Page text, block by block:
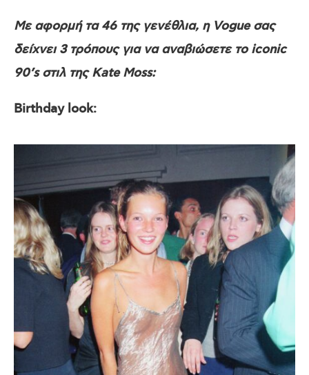
Με αφορμή τα 46 της γενέθλια, η Vogue σας
δείχνει 3 τρόπους για να αναβιώσετε το iconic
90’s στιλ της Kate Moss:
Birthday look: